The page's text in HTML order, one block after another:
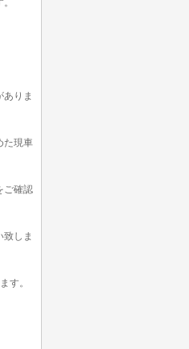
りま
た現車
ご確認
しま
す。